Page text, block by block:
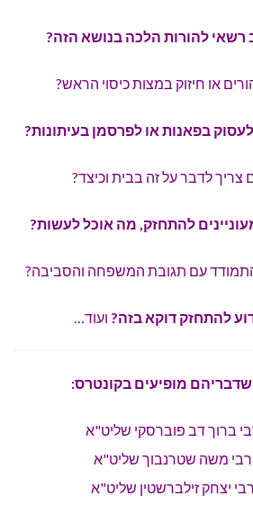
רשאי להורות הלכה בנושא הזה?
או חיזוק במצות כיסוי הראש?
בפאנות או לפרסמן בעיתונות?
לדבר על זה בבית וכיצד?
להתחזק, מה אוכל לעשות?
עם תגובת המשפחה והסביבה?
להתחזק דוקא בזה? ועוד…
שדבריהם מופיעים בקונטרס:
ברוך דב פוברסקי שליט"א
רבי משה שטרנבוך שליט"א
יצחק זילברשטין שליט"א